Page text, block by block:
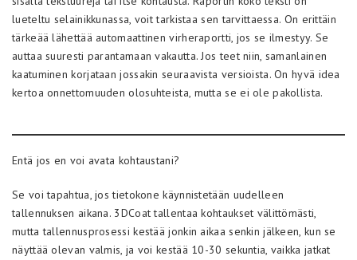
lueteltu selainikkunassa, voit tarkistaa sen tarvittaessa. On erittäin
tärkeää lähettää automaattinen virheraportti, jos se ilmestyy. Se
auttaa suuresti parantamaan vakautta. Jos teet niin, samanlainen
kaatuminen korjataan jossakin seuraavista versioista. On hyvä idea
kertoa onnettomuuden olosuhteista, mutta se ei ole pakollista.
Entä jos en voi avata kohtaustani?
Se voi tapahtua, jos tietokone käynnistetään uudelleen
tallennuksen aikana. 3DCoat tallentaa kohtaukset välittömästi,
mutta tallennusprosessi kestää jonkin aikaa senkin jälkeen, kun se
näyttää olevan valmis, ja voi kestää 10-30 sekuntia, vaikka jatkat